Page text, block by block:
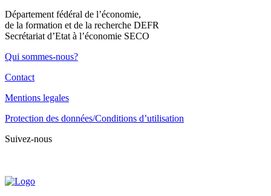
Département fédéral de l’économie,
de la formation et de la recherche DEFR
Secrétariat d’Etat à l’économie SECO
Qui sommes-nous?
Contact
Mentions legales
Protection des données/Conditions d’utilisation
Suivez-nous